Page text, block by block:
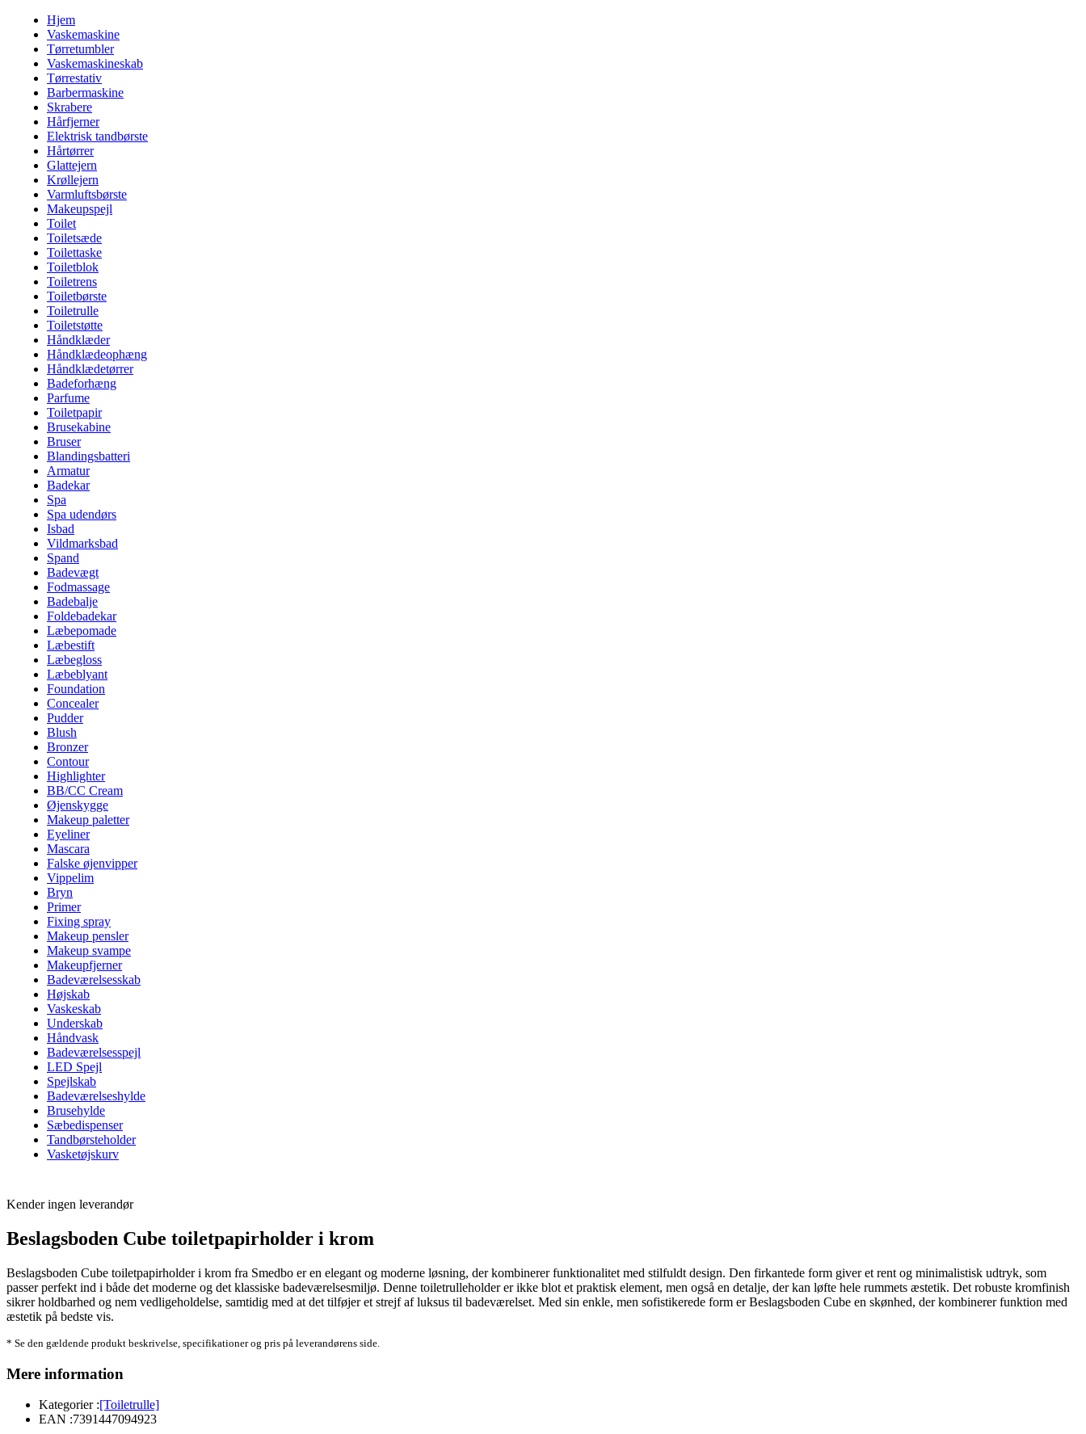
Hjem
Vaskemaskine
Tørretumbler
Vaskemaskineskab
Tørrestativ
Barbermaskine
Skrabere
Hårfjerner
Elektrisk tandbørste
Hårtørrer
Glattejern
Krøllejern
Varmluftsbørste
Makeupspejl
Toilet
Toiletsæde
Toilettaske
Toiletblok
Toiletrens
Toiletbørste
Toiletrulle
Toiletstøtte
Håndklæder
Håndklædeophæng
Håndklædetørrer
Badeforhæng
Parfume
Toiletpapir
Brusekabine
Bruser
Blandingsbatteri
Armatur
Badekar
Spa
Spa udendørs
Isbad
Vildmarksbad
Spand
Badevægt
Fodmassage
Badebalje
Foldebadekar
Læbepomade
Læbestift
Læbegloss
Læbeblyant
Foundation
Concealer
Pudder
Blush
Bronzer
Contour
Highlighter
BB/CC Cream
Øjenskygge
Makeup paletter
Eyeliner
Mascara
Falske øjenvipper
Vippelim
Bryn
Primer
Fixing spray
Makeup pensler
Makeup svampe
Makeupfjerner
Badeværelsesskab
Højskab
Vaskeskab
Underskab
Håndvask
Badeværelsesspejl
LED Spejl
Spejlskab
Badeværelseshylde
Brusehylde
Sæbedispenser
Tandbørsteholder
Vasketøjskurv
Kender ingen leverandør
Beslagsboden Cube toiletpapirholder i krom
Beslagsboden Cube toiletpapirholder i krom fra Smedbo er en elegant og moderne løsning, der kombinerer funktionalitet med stilfuldt design. Den firkantede form giver et rent og minimalistisk udtryk, som
passer perfekt ind i både det moderne og det klassiske badeværelsesmiljø. Denne toiletrulleholder er ikke blot et praktisk element, men også en detalje, der kan løfte hele rummets æstetik. Det robuste kromfinish
sikrer holdbarhed og nem vedligeholdelse, samtidig med at det tilføjer et strejf af luksus til badeværelset. Med sin enkle, men sofistikerede form er Beslagsboden Cube en skønhed, der kombinerer funktion med
æstetik på bedste vis.
* Se den gældende produkt beskrivelse, specifikationer og pris på leverandørens side.
Mere information
Kategorier :[Toiletrulle]
EAN :7391447094923